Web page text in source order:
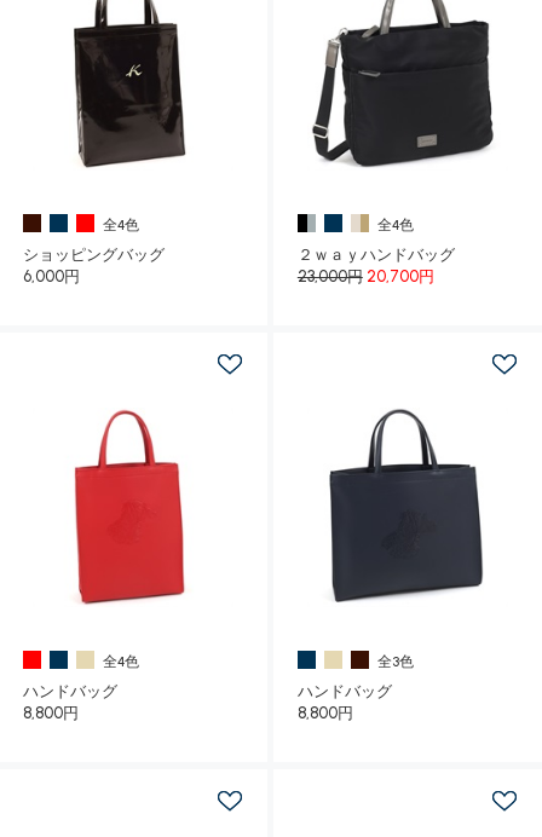
全4色
ショッピングバッグ
6,000円
全4色
２ｗａｙハンドバッグ
23,000円 20,700円
全4色
ハンドバッグ
8,800円
全3色
ハンドバッグ
8,800円